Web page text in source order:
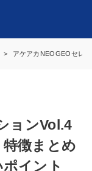
アケアカNEOGEOセレ
ョンVol.4
徴まとめ
ポイント